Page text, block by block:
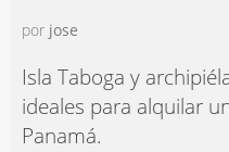
por jose
Isla Taboga y
ideales para alquilar
Panamá.